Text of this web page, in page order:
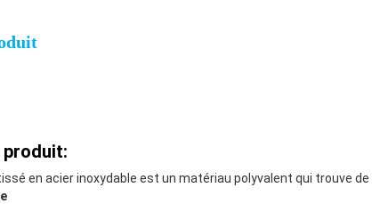
en acier inoxydable est un matériau polyvalent qui trouve